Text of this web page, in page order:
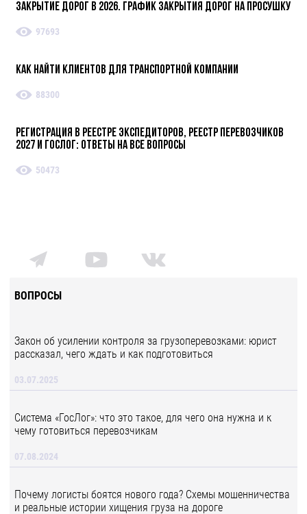
Закрытие дорог в 2026. График закрытия дорог на просушку
97693
Как найти клиентов для транспортной компании
88300
Регистрация в реестре экспедиторов, реестр перевозчиков
2027 и ГосЛог: ответы на все вопросы
50473
ВОПРОСЫ
Закон об усилении контроля за грузоперевозками: юрист
рассказал, чего ждать и как подготовиться
03.07.2025
Система «ГосЛог»: что это такое, для чего она нужна и к
чему готовиться перевозчикам
07.08.2024
Почему логисты боятся нового года? Схемы мошенничества
и реальные истории хищения груза на дороге